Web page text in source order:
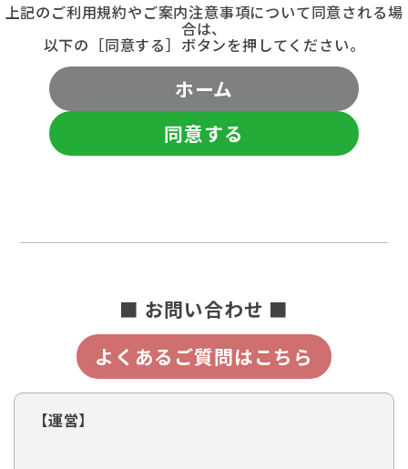
上記のご利用規約やご案内注意事項について同意される場
合は、
以下の［同意する］ボタンを押してください。
ホーム
同意する
■ お問い合わせ ■
よくあるご質問はこちら
【運営】